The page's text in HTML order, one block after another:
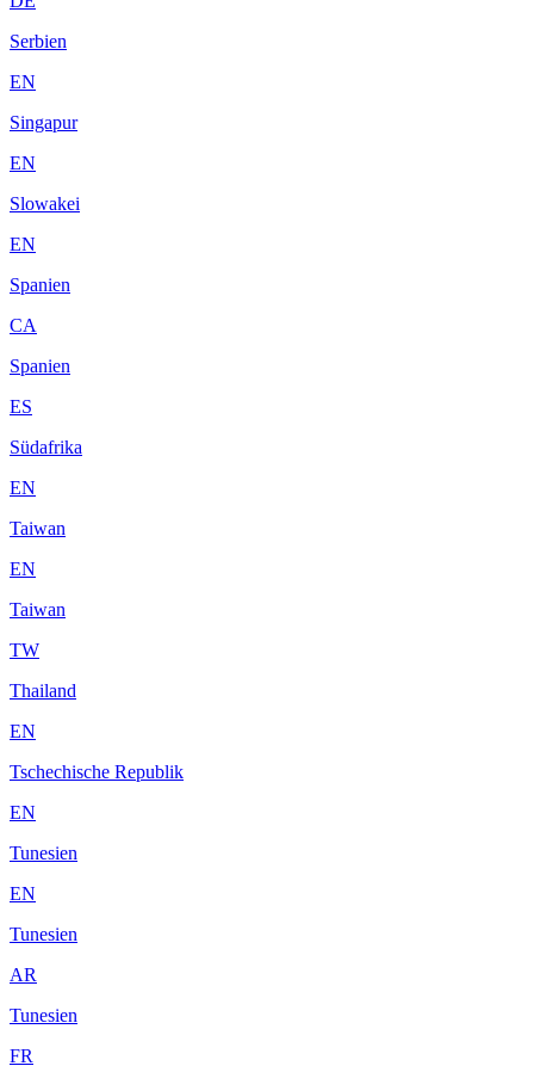
Serbien
EN
Singapur
EN
Slowakei
EN
Spanien
CA
Spanien
ES
Südafrika
EN
Taiwan
EN
Taiwan
TW
Thailand
EN
Tschechische Republik
EN
Tunesien
EN
Tunesien
AR
Tunesien
FR